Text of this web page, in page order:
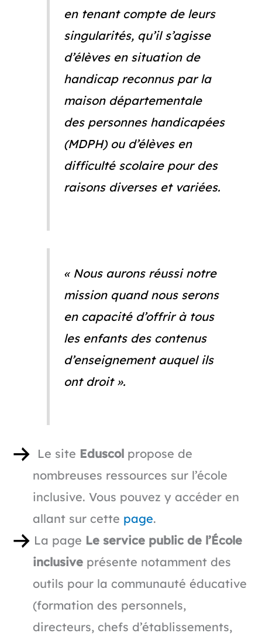
en tenant compte de leurs
singularités, qu’il s’agisse
d’élèves en situation de
handicap reconnus par la
maison départementale
des personnes handicapées
(MDPH) ou d’élèves en
difficulté scolaire pour des
raisons diverses et variées.
« Nous aurons réussi notre
mission quand nous serons
en capacité d’offrir à tous
les enfants des contenus
d’enseignement auquel ils
ont droit ».
Le site Eduscol propose de
nombreuses ressources sur l’école
inclusive. Vous pouvez y accéder en
allant sur cette page.
La page Le service public de l’École
inclusive présente notamment des
outils pour la communauté éducative
(formation des personnels,
directeurs, chefs d’établissements,